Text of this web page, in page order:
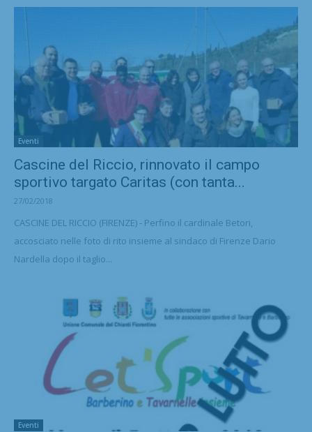
Eventi
Cascine del Riccio, rinnovato il campo
sportivo targato Caritas (con tanta...
27/02/2018
CASCINE DEL RICCIO (FIRENZE) - Perfino il cardinale Betori,
accosciato nelle foto di rito insieme al sindaco di Firenze Dario
Nardella dopo il taglio...
Eventi